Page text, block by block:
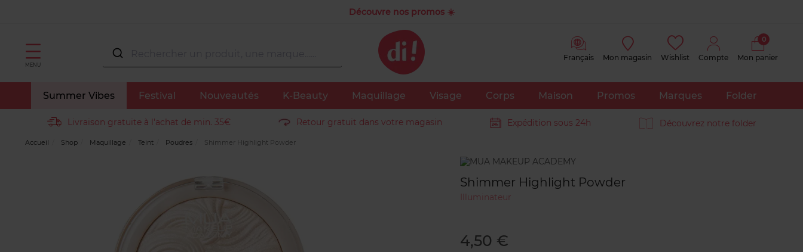
Découvre nos promos ☀️
MENU
Français Mon magasin Wishlist Compte Mon panier
0
Summer Vibes Festival Nouveautés K-Beauty Maquillage Visage Corps Maison Promos Marques Folder
Livraison gratuite à l'achat de min. 35€ Retour gratuit dans votre magasin Expédition sous 24h Découvrez notre folder
Accueil Shop Maquillage Teint Poudres Shimmer Highlight Powder
Marque
clients
Shimmer Highlight Powder
Illuminateur
4,50 €